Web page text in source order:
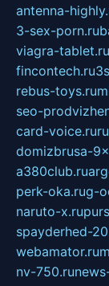
antenna-
3-sex-porn.ru
viagra-tablet.ru
fincontech.ru
rebus-toys.ru
seo-
card-voice.ru
domizbrusa-
a380club.ru
perk-oka.rug-
naruto-x.ru
spayderhed-
webamator.ru
nv-750.ru